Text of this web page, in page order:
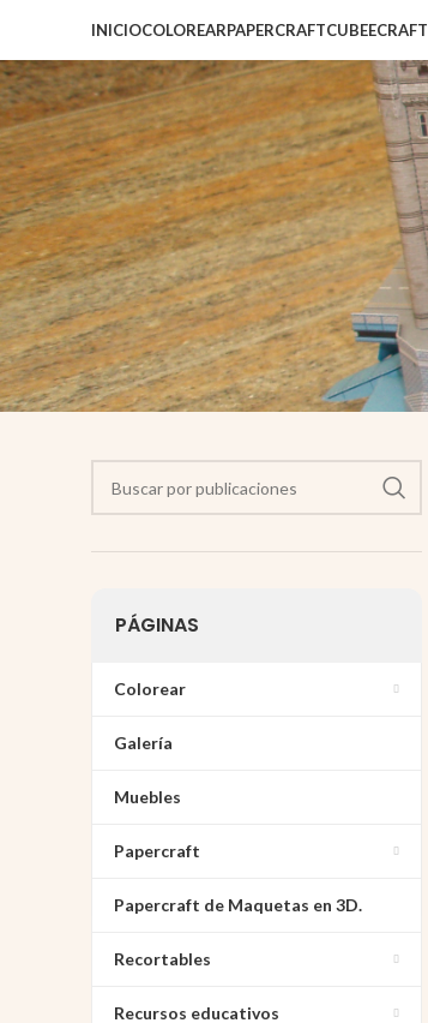
INICIOCOLOREARPAPERCRAFTCUBEECRAFT
PÁGINAS
Colorear
Galería
Muebles
Papercraft
Papercraft de Maquetas en 3D.
Recortables
Recursos educativos